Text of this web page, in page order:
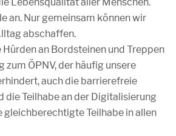
an. Nur gemeinsam können wir
abschaffen.
Hürden an Bordsteinen und Treppen
zum ÖPNV, der häufig unsere
auch die barrierefreie
die Teilhabe an der Digitalisierung
gleichberechtigte Teilhabe in allen